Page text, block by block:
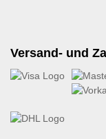
Versand- und